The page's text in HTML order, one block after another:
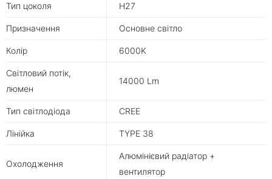
Тип цоколя H27
Призначення Основне світло
Колір 6000K
Світловий потік,
люмен
14000 Lm
Тип світлодіода CREE
Лінійка TYPE 38
Охолодження
Алюмінієвий радіатор +
вентилятор